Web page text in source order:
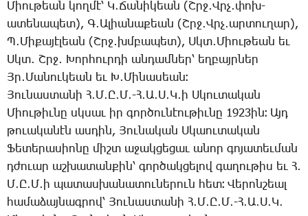
­Միու­թեան կող­մէ՝ Կ․­Ճա­նի­կեան (Շրջ․Վրչ․­փոխ-
ա­տե­նա­պետ), Գ․Ա­լիա­նա­քեան (Շրջ․Վրչ­․ար­տու­ղար),
Պ․­Մի­քա­յէ­լեան (Շրջ․խմ­բա­պետ), Սկտ․­Միու­թեան եւ
Սկտ․ Շրջ․ ­Խոր­հուր­դի ան­դամ­ներ՝ եղ­բայր­ներ
Յր․­Մա­նու­կեան եւ Խ․­Մի­նա­սեան։
­Յու­նաս­տա­նի Հ․Մ․Ը․Մ․-Հ․Ա․Ս․Կ­․ի Ս­կու­տա­կան
­Միու­թիւ­նը սկսաւ իր գոր­ծու­նէու­թիւ­նը 1923ին։ Այդ
թո­ւա­կա­նէն աս­դին, ­Յու­նա­կան Ս­կաու­տա­կան
­Ֆե­տե­րա­սիո­նը միշտ ա­ջակ­ցե­ցաւ ա­նոր գո­յա­տեւ­ման
դժո­ւար աշ­խա­տան­քին՝ գոր­ծակ­ցե­լով գա­ղու­թիս եւ Հ․
Մ․Ը․Մ­․ի պա­տաս­խա­նա­տու­նե­րուն հետ։ ­Վե­րոն­շեալ
հա­մա­ձայ­նագ­րով՝ ­Յու­նաս­տա­նի Հ․Մ․Ը․Մ․-Հ․Ա․Ս․Կ․